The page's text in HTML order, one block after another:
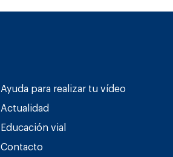
Ayuda para realizar tu vídeo
Actualidad
Educación vial
Contacto